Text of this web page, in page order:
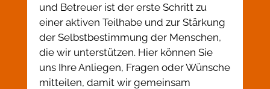
und Betreuer ist der erste Schritt zu
einer aktiven Teilhabe und zur Stärkung
der Selbstbestimmung der Menschen,
die wir unterstützen. Hier können Sie
uns Ihre Anliegen, Fragen oder Wünsche
mitteilen, damit wir gemeinsam